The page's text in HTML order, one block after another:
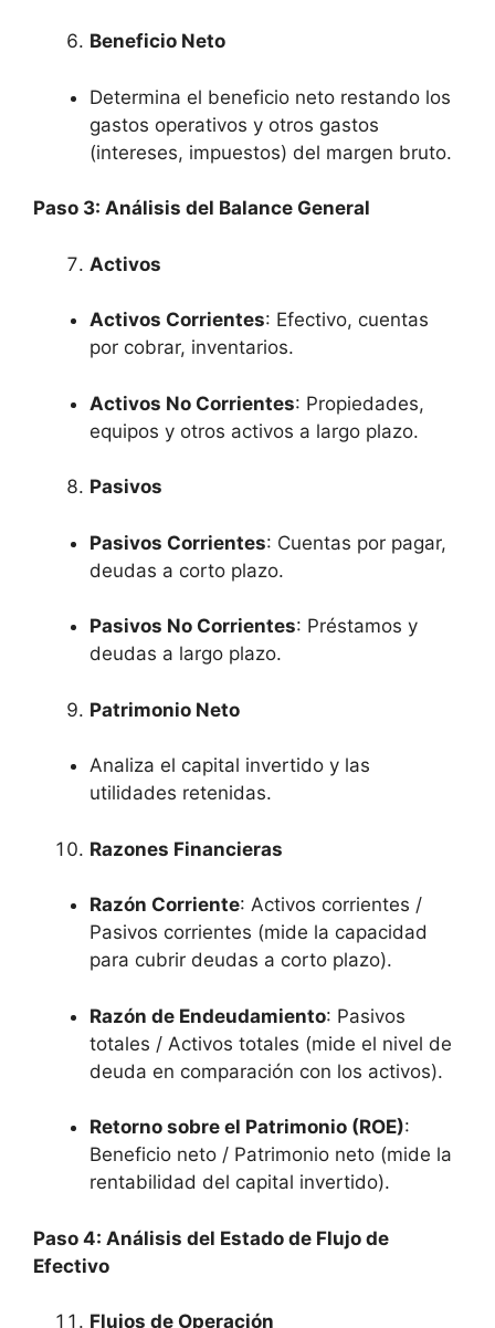
Beneficio Neto
Determina el beneficio neto restando los
gastos operativos y otros gastos
(intereses, impuestos) del margen bruto.
Paso 3: Análisis del Balance General
Activos
Activos Corrientes: Efectivo, cuentas
por cobrar, inventarios.
Activos No Corrientes: Propiedades,
equipos y otros activos a largo plazo.
Pasivos
Pasivos Corrientes: Cuentas por pagar,
deudas a corto plazo.
Pasivos No Corrientes: Préstamos y
deudas a largo plazo.
Patrimonio Neto
Analiza el capital invertido y las
utilidades retenidas.
Razones Financieras
Razón Corriente: Activos corrientes /
Pasivos corrientes (mide la capacidad
para cubrir deudas a corto plazo).
Razón de Endeudamiento: Pasivos
totales / Activos totales (mide el nivel de
deuda en comparación con los activos).
Retorno sobre el Patrimonio (ROE):
Beneficio neto / Patrimonio neto (mide la
rentabilidad del capital invertido).
Paso 4: Análisis del Estado de Flujo de
Efectivo
Flujos de Operación